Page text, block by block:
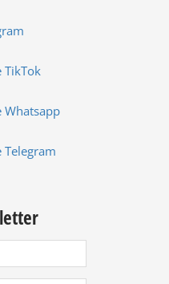
TikTok
Whatsapp
Telegram